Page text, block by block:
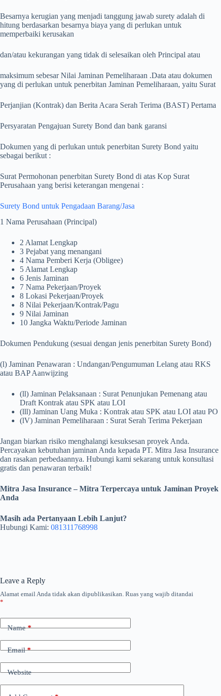
Besarnya kerugian yang menjadi tanggung jawab surety adalah di
hitung berdasarkan besarnya biaya yang di perlukan untuk
memperbaiki kerusakan
dan/atau kekurangan yang tidak di selesaikan oleh Principal atau
maksimum sebesar Nilai Jaminan Pemeliharaan .Data atau dokumen
yang di perlukan untuk penerbitan Jaminan Pemeliharaan, yaitu Surat
Perjanjian (Kontrak) dan Berita Acara Serah Terima (BAST) Pertama
Persyaratan Pengajuan Surety Bond dan bank garansi
Dokumen yang di perlukan untuk penerbitan Surety Bond yaitu
sebagai berikut :
Surat Permohonan penerbitan Surety Bond di atas Kop Surat
Perusahaan yang berisi keterangan mengenai :
Surety Bond untuk Pengadaan Barang/Jasa
1 Nama Perusahaan (Principal)
2 Alamat Lengkap
3 Pejabat yang menangani
4 Nama Pemberi Kerja (Obligee)
5 Alamat Lengkap
6 Jenis Jaminan
7 Nama Pekerjaan/Proyek
8 Lokasi Pekerjaan/Proyek
8 Nilai Pekerjaan/Kontrak/Pagu
9 Nilai Jaminan
10 Jangka Waktu/Periode Jaminan
Dokumen Pendukung (sesuai dengan jenis penerbitan Surety Bond)
(l) Jaminan Penawaran : Undangan/Pengumuman Lelang atau RKS
atau BAP Aanwijzing
(ll) Jaminan Pelaksanaan : Surat Penunjukan Pemenang atau
Draft Kontrak atau SPK atau LOI
(lll) Jaminan Uang Muka : Kontrak atau SPK atau LOI atau PO
(lV) Jaminan Pemeliharaan : Surat Serah Terima Pekerjaan
Jangan biarkan risiko menghalangi kesuksesan proyek Anda.
Percayakan kebutuhan jaminan Anda kepada PT. Mitra Jasa Insurance
dan rasakan perbedaannya. Hubungi kami sekarang untuk konsultasi
gratis dan penawaran terbaik!
Mitra Jasa Insurance – Mitra Terpercaya untuk Jaminan Proyek
Anda
Masih ada Pertanyaan Lebih Lanjut?
Hubungi Kami: 081311768998
Leave a Reply
Alamat email Anda tidak akan dipublikasikan. Ruas yang wajib ditandai
*
Name*
Email*
Website